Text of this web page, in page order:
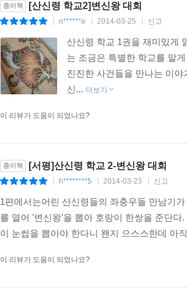
종이책 [산신령 학교2]변신왕 대회
n******e 2014-03-25 신고
산신령 학교 1권을 재미있게
는 조금은 특별한 학교를 알
진진한 사건들을 만나는 이
신... 더보기
이 리뷰가 도움이 되었나요?
종이책 [서평]산신령 학교 2-변신왕 대회
h********5 2014-03-23 신고
1편에서는어린 산신령들의 좌충우돌 만남기
를 열어 '변신왕'을 뽑아 호랑이 한쌍을 준단
이 눈썹을 뽑아야 한다니 왠지 으스스한데 아
이 리뷰가 도움이 되었나요?